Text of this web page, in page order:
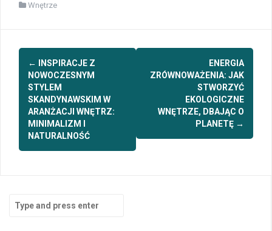
Wnętrze
Post
navigation
←
INSPIRACJE Z
NOWOCZESNYM
STYLEM
SKANDYNAWSKIM W
ARANŻACJI WNĘTRZ:
MINIMALIZM I
NATURALNOŚĆ
ENERGIA
ZRÓWNOWAŻENIA: JAK
STWORZYĆ
EKOLOGICZNE
WNĘTRZE, DBAJĄC O
PLANETĘ →
Search
for: